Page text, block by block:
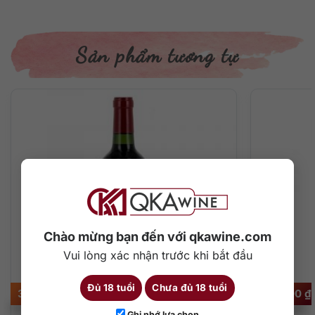
Chào mừng bạn đến với qkawine.com
Vui lòng xác nhận trước khi bắt đầu
Đủ 18 tuổi Chưa đủ 18 tuổi
Sản phẩm tương tự
3.500.000 ₫ 325.000₫